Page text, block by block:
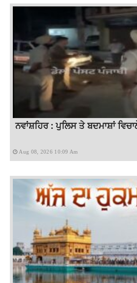
ਨਵਾਂਸ਼ਹਿਰ : ਪੁਲਿਸ ਤੇ ਬਦਮਾਸ਼ਾਂ
Aug 08, 2026 10:09 Am